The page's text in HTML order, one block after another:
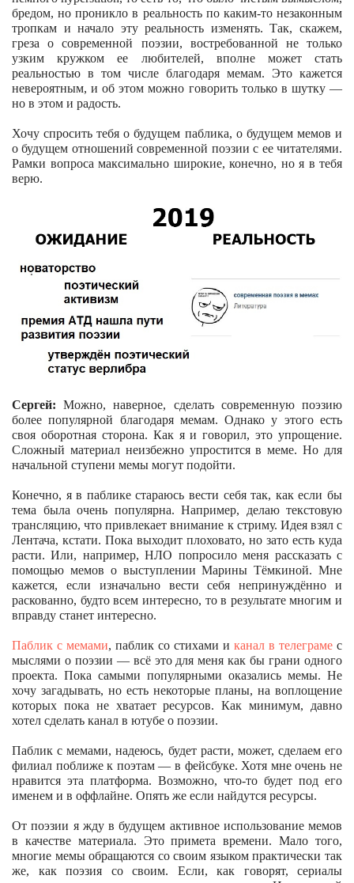
бредом, но проникло в реальность по каким-то незаконным
тропкам и начало эту реальность изменять. Так, скажем,
греза о современной поэзии, востребованной не только
узким кружком ее любителей, вполне может стать
реальностью в том числе благодаря мемам. Это кажется
невероятным, и об этом можно говорить только в шутку —
но в этом и радость.
Хочу спросить тебя о будущем паблика, о будущем мемов и
о будущем отношений современной поэзии с ее читателями.
Рамки вопроса максимально широкие, конечно, но я в тебя
верю.
Сергей: Можно, наверное, сделать современную поэзию
более популярной благодаря мемам. Однако у этого есть
своя оборотная сторона. Как я и говорил, это упрощение.
Сложный материал неизбежно упростится в меме. Но для
начальной ступени мемы могут подойти.
Конечно, я в паблике стараюсь вести себя так, как если бы
тема была очень популярна. Например, делаю текстовую
трансляцию, что привлекает внимание к стриму. Идея взял с
Лентача, кстати. Пока выходит плоховато, но зато есть куда
расти. Или, например, НЛО попросило меня рассказать с
помощью мемов о выступлении Марины Тёмкиной. Мне
кажется, если изначально вести себя непринуждённо и
раскованно, будто всем интересно, то в результате многим и
вправду станет интересно.
Паблик с мемами, паблик со стихами и канал в телеграме с
мыслями о поэзии — всё это для меня как бы грани одного
проекта. Пока самыми популярными оказались мемы. Не
хочу загадывать, но есть некоторые планы, на воплощение
которых пока не хватает ресурсов. Как минимум, давно
хотел сделать канал в ютубе о поэзии.
Паблик с мемами, надеюсь, будет расти, может, сделаем его
филиал поближе к поэтам — в фейсбуке. Хотя мне очень не
нравится эта платформа. Возможно, что-то будет под его
именем и в оффлайне. Опять же если найдутся ресурсы.
От поэзии я жду в будущем активное использование мемов
в качестве материала. Это примета времени. Мало того,
многие мемы обращаются со своим языком практически так
же, как поэзия со своим. Если, как говорят, сериалы